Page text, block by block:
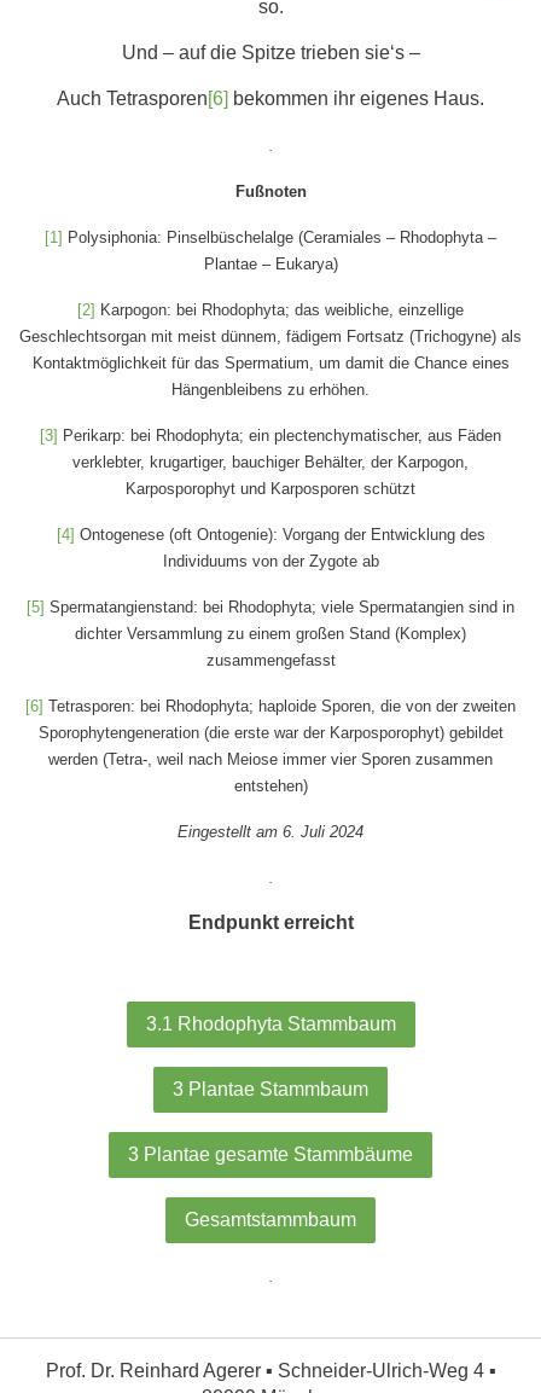
so.
Und – auf die Spitze trieben sie‘s –
Auch Tetrasporen[6] bekommen ihr eigenes Haus.
Fußnoten
[1] Polysiphonia: Pinselbüschelalge (Ceramiales – Rhodophyta –
Plantae – Eukarya)
[2] Karpogon: bei Rhodophyta; das weibliche, einzellige
Geschlechtsorgan mit meist dünnem, fädigem Fortsatz (Trichogyne) als
Kontaktmöglichkeit für das Spermatium, um damit die Chance eines
Hängenbleibens zu erhöhen.
[3] Perikarp: bei Rhodophyta; ein plectenchymatischer, aus Fäden
verklebter, krugartiger, bauchiger Behälter, der Karpogon,
Karposporophyt und Karposporen schützt
[4] Ontogenese (oft Ontogenie): Vorgang der Entwicklung des
Individuums von der Zygote ab
[5] Spermatangienstand: bei Rhodophyta; viele Spermatangien sind in
dichter Versammlung zu einem großen Stand (Komplex)
zusammengefasst
[6] Tetrasporen: bei Rhodophyta; haploide Sporen, die von der zweiten
Sporophytengeneration (die erste war der Karposporophyt) gebildet
werden (Tetra-, weil nach Meiose immer vier Sporen zusammen
entstehen)
Eingestellt am 6. Juli 2024
Endpunkt erreicht
3.1 Rhodophyta Stammbaum
3 Plantae Stammbaum
3 Plantae gesamte Stammbäume
Gesamtstammbaum
Prof. Dr. Reinhard Agerer ▪ Schneider-Ulrich-Weg 4 ▪